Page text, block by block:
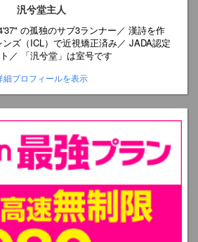
汎兮堂主人
の孤独のサブ3ランナー／ 漢詩を作
ズ（ICL）で近視矯正済み／ JADA認定
／ 「汎兮堂」は室号です
細プロフィールを表示